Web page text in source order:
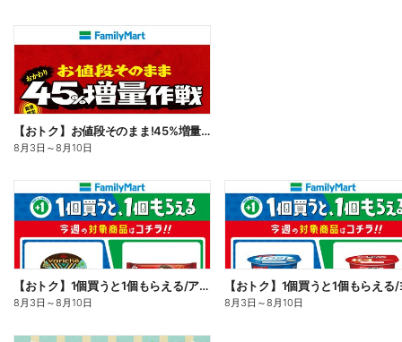
【おトク】お値段そのまま!45%増量作戦!
8月3日 ～8月10日
【おトク】1個買うと1個もらえる/アイス
8月3日 ～8月10日 8月3日 ～8月10日